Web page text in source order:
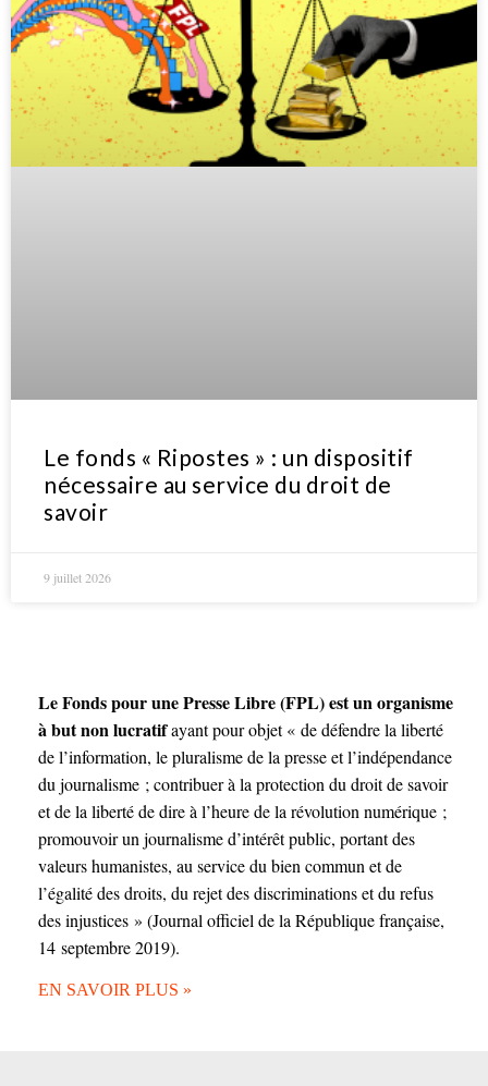
Le fonds « Ripostes » : un dispositif
nécessaire au service du droit de
savoir
9 juillet 2026
Le Fonds pour une Presse Libre (FPL) est un organisme
à but non lucratifayant pour objet « de défendre la liberté
de l’information, le pluralisme de la presse et l’indépendance
du journalisme ; contribuer à la protection du droit de savoir
et de la liberté de dire à l’heure de la révolution numérique ;
promouvoir un journalisme d’intérêt public, portant des
valeurs humanistes, au service du bien commun et de
l’égalité des droits, du rejet des discriminations et du refus
des injustices » (Journal officiel de la République française,
14 septembre 2019).
EN SAVOIR PLUS »